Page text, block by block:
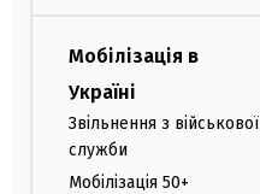
Мобілізація в
Україні
Звільнення з військової
служби
Мобілізація 50+